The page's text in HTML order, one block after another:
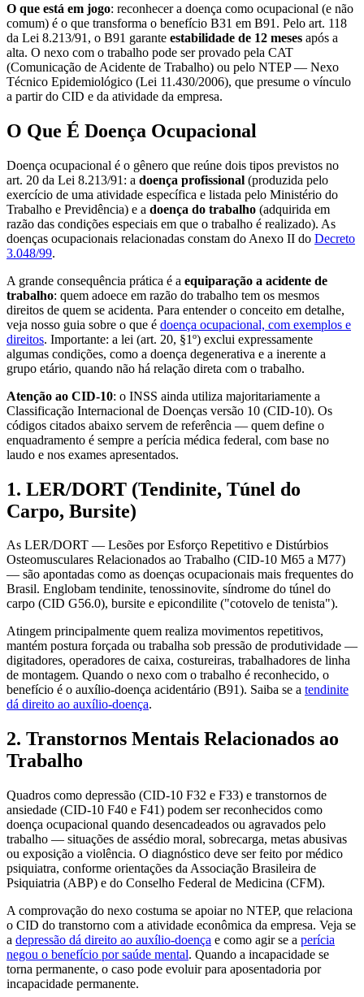
O que está em jogo: reconhecer a doença como ocupacional (e não
comum) é o que transforma o benefício B31 em B91. Pelo art. 118
da Lei 8.213/91, o B91 garante estabilidade de 12 meses após a
alta. O nexo com o trabalho pode ser provado pela CAT
(Comunicação de Acidente de Trabalho) ou pelo NTEP — Nexo
Técnico Epidemiológico (Lei 11.430/2006), que presume o vínculo
a partir do CID e da atividade da empresa.
O Que É Doença Ocupacional
Doença ocupacional é o gênero que reúne dois tipos previstos no
art. 20 da Lei 8.213/91: a doença profissional (produzida pelo
exercício de uma atividade específica e listada pelo Ministério do
Trabalho e Previdência) e a doença do trabalho (adquirida em
razão das condições especiais em que o trabalho é realizado). As
doenças ocupacionais relacionadas constam do Anexo II do Decreto
3.048/99.
A grande consequência prática é a equiparação a acidente de
trabalho: quem adoece em razão do trabalho tem os mesmos
direitos de quem se acidenta. Para entender o conceito em detalhe,
veja nosso guia sobre o que é doença ocupacional, com exemplos e
direitos. Importante: a lei (art. 20, §1º) exclui expressamente
algumas condições, como a doença degenerativa e a inerente a
grupo etário, quando não há relação direta com o trabalho.
Atenção ao CID-10: o INSS ainda utiliza majoritariamente a
Classificação Internacional de Doenças versão 10 (CID-10). Os
códigos citados abaixo servem de referência — quem define o
enquadramento é sempre a perícia médica federal, com base no
laudo e nos exames apresentados.
1. LER/DORT (Tendinite, Túnel do
Carpo, Bursite)
As LER/DORT — Lesões por Esforço Repetitivo e Distúrbios
Osteomusculares Relacionados ao Trabalho (CID-10 M65 a M77)
— são apontadas como as doenças ocupacionais mais frequentes do
Brasil. Englobam tendinite, tenossinovite, síndrome do túnel do
carpo (CID G56.0), bursite e epicondilite ("cotovelo de tenista").
Atingem principalmente quem realiza movimentos repetitivos,
mantém postura forçada ou trabalha sob pressão de produtividade —
digitadores, operadores de caixa, costureiras, trabalhadores de linha
de montagem. Quando o nexo com o trabalho é reconhecido, o
benefício é o auxílio-doença acidentário (B91). Saiba se a tendinite
dá direito ao auxílio-doença.
2. Transtornos Mentais Relacionados ao
Trabalho
Quadros como depressão (CID-10 F32 e F33) e transtornos de
ansiedade (CID-10 F40 e F41) podem ser reconhecidos como
doença ocupacional quando desencadeados ou agravados pelo
trabalho — situações de assédio moral, sobrecarga, metas abusivas
ou exposição a violência. O diagnóstico deve ser feito por médico
psiquiatra, conforme orientações da Associação Brasileira de
Psiquiatria (ABP) e do Conselho Federal de Medicina (CFM).
A comprovação do nexo costuma se apoiar no NTEP, que relaciona
o CID do transtorno com a atividade econômica da empresa. Veja se
a depressão dá direito ao auxílio-doença e como agir se a perícia
negou o benefício por saúde mental. Quando a incapacidade se
torna permanente, o caso pode evoluir para aposentadoria por
incapacidade permanente.